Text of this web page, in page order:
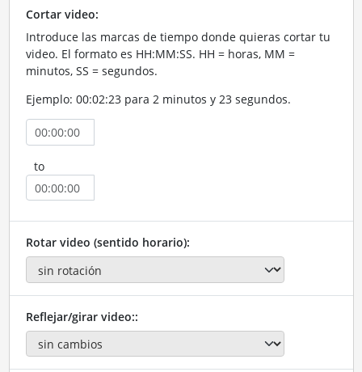
Cortar video:
Introduce las marcas de tiempo donde quieras cortar tu
video. El formato es HH:MM:SS. HH = horas, MM =
minutos, SS = segundos.
Ejemplo: 00:02:23 para 2 minutos y 23 segundos.
to
Rotar video (sentido horario):
Reflejar/girar video::